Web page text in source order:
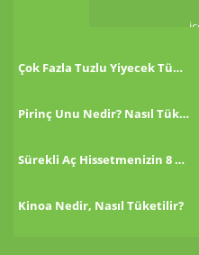
Çok Fazla Tuzlu Yiyecek Tükettikten Sonra Ne Yapmalı?
Pirinç Unu Nedir? Nasıl Tüketilir?
Sürekli Aç Hissetmenizin 8 Nedeni!
Kinoa Nedir, Nasıl Tüketilir?